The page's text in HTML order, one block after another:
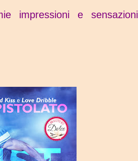
impressioni e sensazioni